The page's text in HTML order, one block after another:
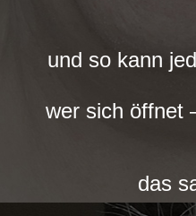
und so kann
wer sich öffnet
das